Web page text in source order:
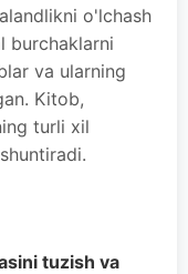
o'lchash
burchaklarni
va ularning
Kitob,
turli xil
tuzish va